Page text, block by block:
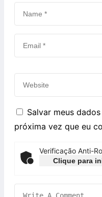
Salvar meus
próxima vez que eu
Verificação Anti-
Clique para